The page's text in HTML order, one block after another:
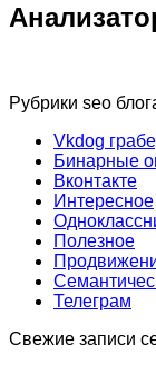
Рубрики seo
Vkdog
Бинарные
Вконтакте
Интересное
Полезное
Телеграм
Свежие записи